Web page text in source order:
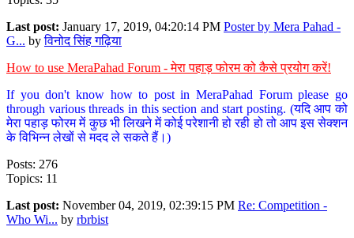
Last post: January 17, 2019, 04:20:14 PM Poster by Mera Pahad -
G... byविनोद सिंह गढ़िया
How to use MeraPahad Forum - मेरा पहाड़ फोरम को कैसे प्रयोग करें!
If you don't know how to post in MeraPahad Forum please go
through various threads in this section and start posting. (यदि आप को
मेरा पहाड़ फोरम में कुछ भी लिखने में कोई परेशानी हो रही हो तो आप इस सेक्शन
के विभिन्न लेखों से मदद ले सकते हैं।)
Posts: 276
Topics: 11
Last post: November 04, 2019, 02:39:15 PM Re: Competition -
Who Wi... by rbrbist